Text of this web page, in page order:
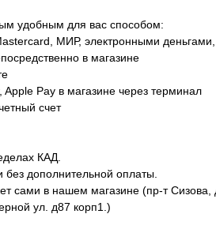
удобным для вас способом:
МИР, электронными деньгами,
в магазине
Pay в магазине через терминал
счет
КАД.
дополнительной оплаты.
сами в нашем магазине (пр-т
ул. д87 корп1.)